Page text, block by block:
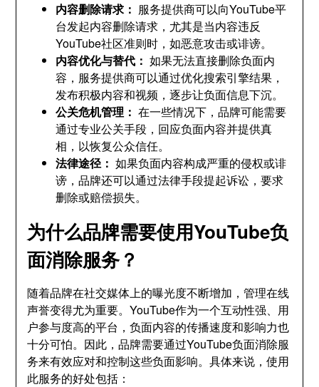
内容删除请求： 服务提供商可以向YouTube平
台发起内容删除请求 ， 尤其是当内容违反
YouTube社区准则时 ，如恶意攻击或诽谤。
内容优化与替代 ： 如果无法直接删除负面内
容 ， 服务提供商可以通过优化搜索引擎结果 ，
发布积极内容和视频 ，逐步让负面信息下沉。
公关危机管理 ： 在一些情况下 ，品牌可能需要
通过专业公关手段 ， 回应负面内容并提供真
相 ， 以恢复公众信任。
法律途径： 如果负面内容构成严重的侵权或诽
谤 ，品牌还可以通过法律手段提起诉讼 ，要求
删除或赔偿损失。
为什么品牌需要使用YouTube负
面消除服务？
随着品牌在社交媒体上的曝光度不断增加 ，管理在线
声誉变得尤为重要。YouTube作为一个互动性强、 用
户参与度高的平台 ，负面内容的传播速度和影响力也
十分可怕。 因此 ，品牌需要通过YouTube负面消除服
务来有效应对和控制这些负面影响。具体来说 ，使用
此服务的好处包括 ：